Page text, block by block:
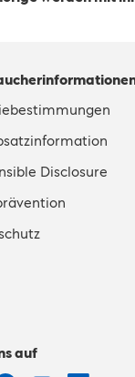
Disclosure
auf